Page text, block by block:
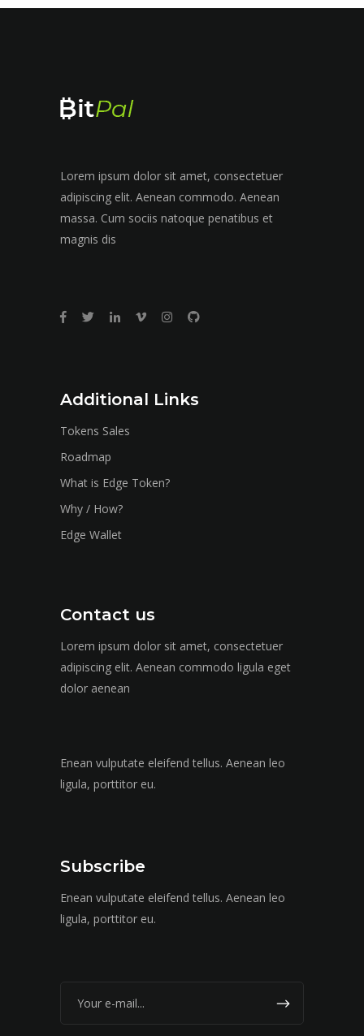
Lorem ipsum dolor sit amet, consectetuer
adipiscing elit. Aenean commodo. Aenean
massa. Cum sociis natoque penatibus et
magnis dis
Additional Links
Tokens Sales
Roadmap
What is Edge Token?
Why / How?
Edge Wallet
Contact us
Lorem ipsum dolor sit amet, consectetuer
adipiscing elit. Aenean commodo ligula eget
dolor aenean
Enean vulputate eleifend tellus. Aenean leo
ligula, porttitor eu.
Subscribe
Enean vulputate eleifend tellus. Aenean leo
ligula, porttitor eu.